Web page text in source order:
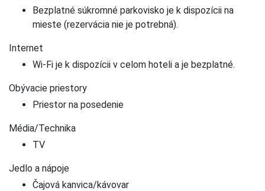
Bezplatné súkromné parkovisko je k dispozícii na
mieste (rezervácia nie je potrebná).
Internet
Wi-Fi je k dispozícii v celom hoteli a je bezplatné.
Obývacie priestory
Priestor na posedenie
Média/Technika
TV
Jedlo a nápoje
Čajová kanvica/kávovar